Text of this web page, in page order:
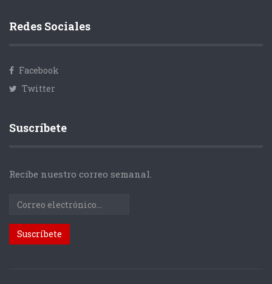
Redes Sociales
Facebook
Twitter
Suscríbete
Recibe nuestro correo semanal.